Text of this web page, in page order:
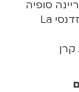
סופיה
מדריד ופותחה בתכנית רזדנסי La